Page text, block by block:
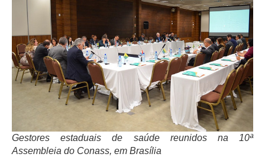
Gestores estaduais de saúde reunidos na 10ª
Assembleia do Conass, em Brasília